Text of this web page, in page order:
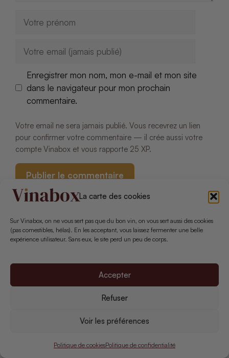
La carte des cookies
Sur Vinabox, on ne vous sert pas que du bon vin, on vous sert aussi des cookies
(pas comestibles, hélas). En les acceptant, vous laissez fermenter une belle
expérience utilisateur. Sans eux, le site perd un peu de corps.
Accepter
Refuser
Voir les préférences
Politique de cookiesPolitique de confidentialité
mail
Enregistrer mon nom, mon e-mail et mon site
dans le navigateur pour mon prochain
commentaire.
Votre email ne sera jamais publié. Vous recevrez un lien
pour confirmer votre commentaire — il crée aussi votre
compte Vinabox et vous rapporte 25 XP.
mois